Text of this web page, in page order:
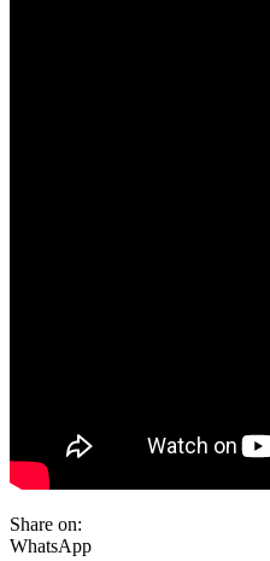
Share on:
WhatsApp